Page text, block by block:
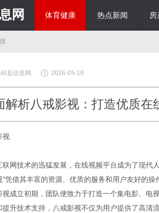
网 体育健康 热点新闻
邱县信息网 2026-05-19
解析八戒影视：打造优质在
视
联网技术的迅猛发展，在线视频平台成为了现代
"凭借其丰富的资源、优质的服务和用户友好的
视成立初期，团队便致力于打造一个集电影、电
提升技术支持，八戒影视不仅为用户提供了高清